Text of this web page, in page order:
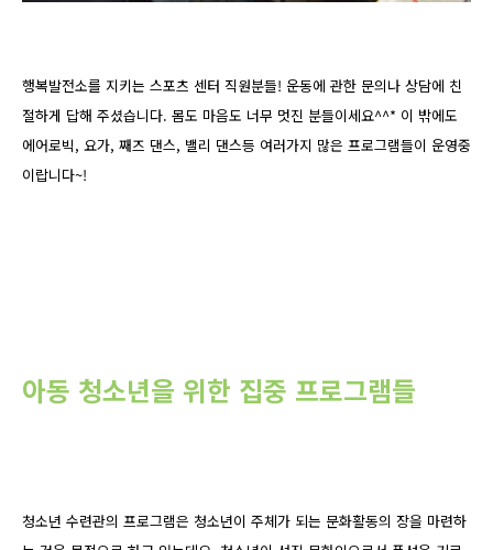
행복발전소를 지키는 스포츠 센터 직원분들! 운동에 관한 문의나 상담에 친
절하게 답해 주셨습니다. 몸도 마음도 너무 멋진 분들이세요^^* 이 밖에도
에어로빅, 요가, 째즈 댄스, 밸리 댄스등 여러가지 많은 프로그램들이 운영중
이랍니다~!
아동 청소년을 위한 집중 프로그램들
청소년 수련관의 프로그램은 청소년이 주체가 되는 문화활동의 장을 마련하